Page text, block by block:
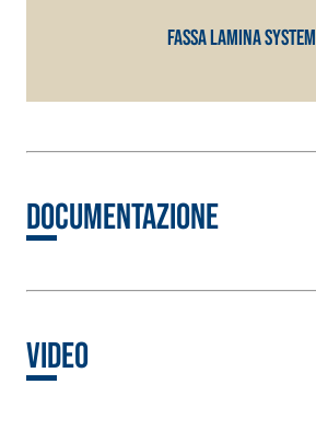
Fassa Lamina System
Documentazione
Video